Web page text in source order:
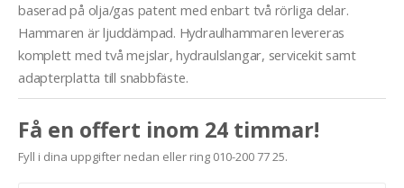
baserad på olja/gas patent med enbart två rörliga delar.
Hammaren är ljuddämpad. Hydraulhammaren levereras
komplett med två mejslar, hydraulslangar, servicekit samt
adapterplatta till snabbfäste.
Få en offert inom 24 timmar!
Fyll i dina uppgifter nedan eller ring 010-200 77 25.